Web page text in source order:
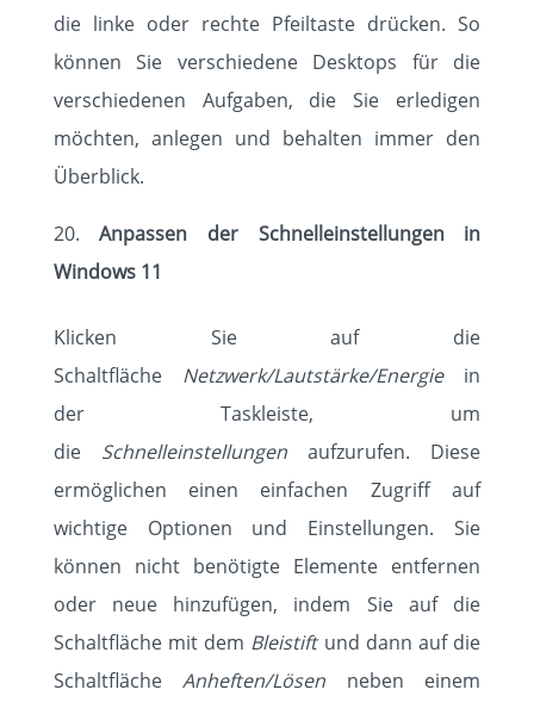
die linke oder rechte Pfeiltaste drücken. So
können Sie verschiedene Desktops für die
verschiedenen Aufgaben, die Sie erledigen
möchten, anlegen und behalten immer den
Überblick.
Anpassen der Schnelleinstellungen in
Windows 11
Klicken Sie auf die
Schaltfläche
Netzwerk/Lautstärke/Energie
in
der Taskleiste, um
die
Schnelleinstellungen
aufzurufen. Diese
ermöglichen einen einfachen Zugriff auf
wichtige Optionen und Einstellungen. Sie
können nicht benötigte Elemente entfernen
oder neue hinzufügen, indem Sie auf die
Schaltfläche mit dem Bleistift und dann auf die
Schaltfläche
Anheften/Lösen
neben einem